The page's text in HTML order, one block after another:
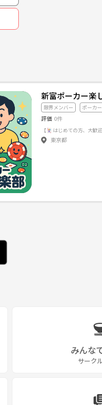
30代・40代！女性参加多
仲間を作って、みんなで楽しく遊びま
新富ポーカー楽
限界メンバー ポーカ
評価 0件
東京都
みんな
サーク